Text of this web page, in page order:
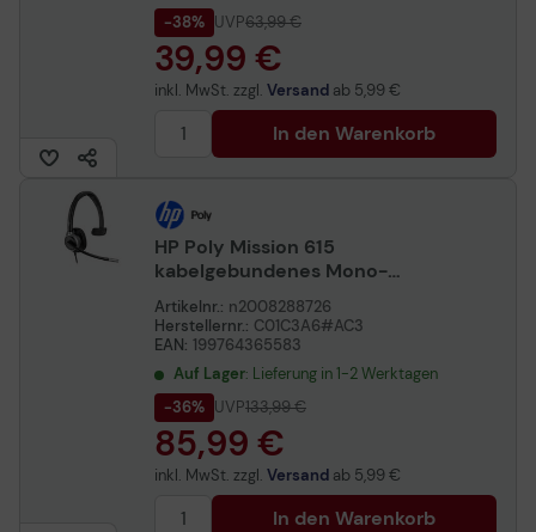
-38% UVP63,99 €
39,99 €
inkl. MwSt. zzgl. Versand ab 5,99 €
In den Warenkorb
HP Poly Mission 615
kabelgebundenes Mono-
USB-Headset (Bulk)
Artikelnr.: n2008288726
Herstellernr.: C01C3A6#AC3
EAN: 199764365583
Auf Lager: Lieferung in 1-2 Werktagen
-36% UVP133,99 €
85,99 €
inkl. MwSt. zzgl. Versand ab 5,99 €
In den Warenkorb